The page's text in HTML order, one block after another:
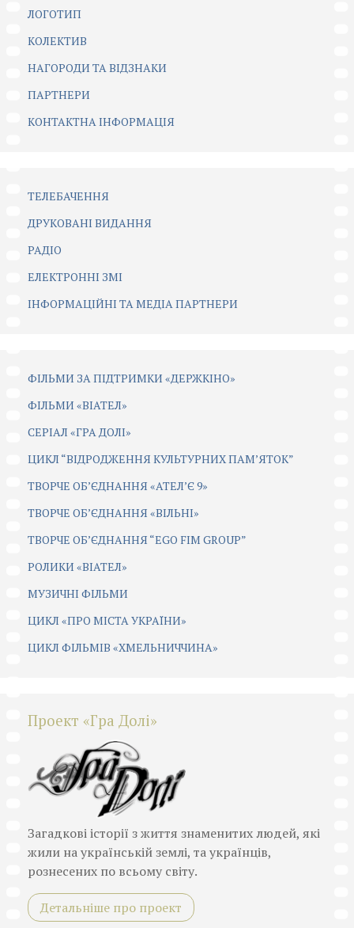
ЛОГОТИП
КОЛЕКТИВ
НАГОРОДИ ТА ВІДЗНАКИ
ПАРТНЕРИ
КОНТАКТНА ІНФОРМАЦІЯ
ТЕЛЕБАЧЕННЯ
ДРУКОВАНІ ВИДАННЯ
РАДІО
ЕЛЕКТРОННІ ЗМІ
ІНФОРМАЦІЙНІ ТА МЕДІА ПАРТНЕРИ
ФІЛЬМИ ЗА ПІДТРИМКИ «ДЕРЖКІНО»
ФІЛЬМИ «ВІАТЕЛ»
СЕРІАЛ «ГРА ДОЛІ»
ЦИКЛ “ВІДРОДЖЕННЯ КУЛЬТУРНИХ ПАМ’ЯТОК”
ТВОРЧЕ ОБ’ЄДНАННЯ «АТЕЛ’Є 9»
ТВОРЧЕ ОБ’ЄДНАННЯ «ВІЛЬНІ»
ТВОРЧЕ ОБ’ЄДНАННЯ “EGO FIM GROUP”
РОЛИКИ «ВІАТЕЛ»
МУЗИЧНІ ФІЛЬМИ
ЦИКЛ «ПРО МІСТА УКРАЇНИ»
ЦИКЛ ФІЛЬМІВ «ХМЕЛЬНИЧЧИНА»
Проект «Гра Долі»
Загадкові історії з життя знаменитих людей, які
жили на українській землі, та українців,
рознесених по всьому світу.
Детальніше про проект